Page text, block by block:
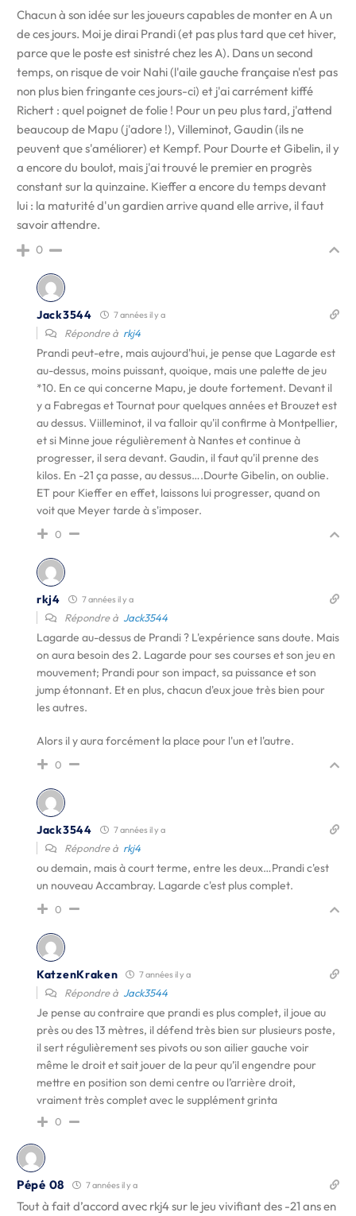
Chacun à son idée sur les joueurs capables de monter en A un
de ces jours. Moi je dirai Prandi (et pas plus tard que cet hiver,
parce que le poste est sinistré chez les A). Dans un second
temps, on risque de voir Nahi (l'aile gauche française n'est pas
non plus bien fringante ces jours-ci) et j'ai carrément kiffé
Richert : quel poignet de folie ! Pour un peu plus tard, j'attend
beaucoup de Mapu (j'adore !), Villeminot, Gaudin (ils ne
peuvent que s'améliorer) et Kempf. Pour Dourte et Gibelin, il y
a encore du boulot, mais j'ai trouvé le premier en progrès
constant sur la quinzaine. Kieffer a encore du temps devant
lui : la maturité d'un gardien arrive quand elle arrive, il faut
savoir attendre.
0
Jack3544 7 années il y a
Répondre à rkj4
Prandi peut-etre, mais aujourd'hui, je pense que Lagarde est
au-dessus, moins puissant, quoique, mais une palette de jeu
*10. En ce qui concerne Mapu, je doute fortement. Devant il
y a Fabregas et Tournat pour quelques années et Brouzet est
au dessus. Viilleminot, il va falloir qu'il confirme à Montpellier,
et si Minne joue régulièrement à Nantes et continue à
progresser, il sera devant. Gaudin, il faut qu'il prenne des
kilos. En -21 ça passe, au dessus….Dourte Gibelin, on oublie.
ET pour Kieffer en effet, laissons lui progresser, quand on
voit que Meyer tarde à s'imposer.
0
rkj4 7 années il y a
Répondre à Jack3544
Lagarde au-dessus de Prandi ? L'expérience sans doute. Mais
on aura besoin des 2. Lagarde pour ses courses et son jeu en
mouvement; Prandi pour son impact, sa puissance et son
jump étonnant. Et en plus, chacun d'eux joue très bien pour
les autres.
Alors il y aura forcément la place pour l'un et l'autre.
0
Jack3544 7 années il y a
Répondre à rkj4
ou demain, mais à court terme, entre les deux…Prandi c'est
un nouveau Accambray. Lagarde c'est plus complet.
0
KatzenKraken 7 années il y a
Répondre à Jack3544
Je pense au contraire que prandi es plus complet, il joue au
près ou des 13 mètres, il défend très bien sur plusieurs poste,
il sert régulièrement ses pivots ou son ailier gauche voir
même le droit et sait jouer de la peur qu’il engendre pour
mettre en position son demi centre ou l’arrière droit,
vraiment très complet avec le supplément grinta
0
Pépé 08 7 années il y a
Tout à fait d’accord avec rkj4 sur le jeu vivifiant des -21 ans en